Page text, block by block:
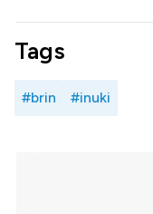
Tags
#brin #inuki